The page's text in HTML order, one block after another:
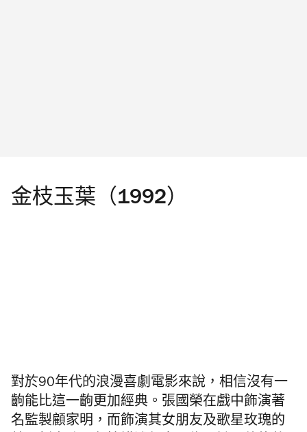
金枝玉葉（1992）
對於90年代的浪漫喜劇電影來說，相信沒有一
齣能比這一齣更加經典。張國榮在戲中飾演著
名監製顧家明，而飾演其女朋友及歌星玫瑰的